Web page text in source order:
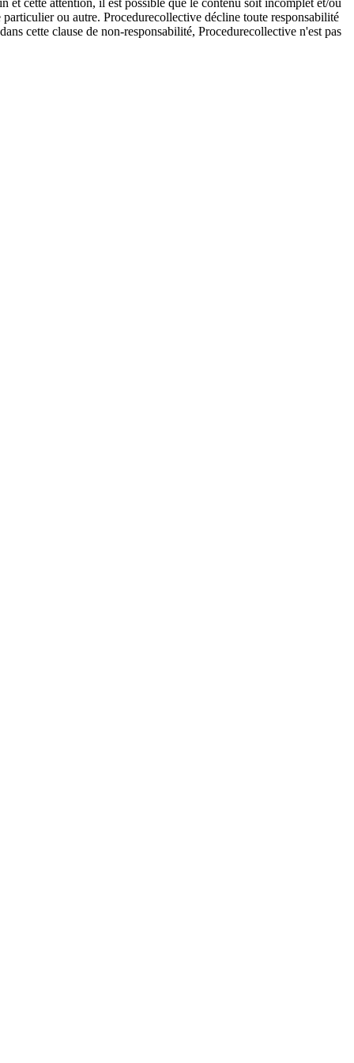
ou autre. Procedurecollective décline toute responsabilité
cette clause de non-responsabilité, Procedurecollective n'est pas